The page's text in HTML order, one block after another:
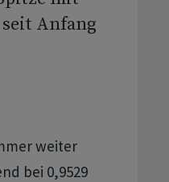
seit Anfang
weiter
bei 0,9529